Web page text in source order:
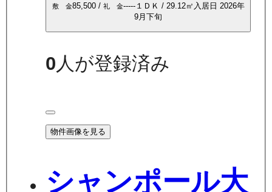
敷 金85,500/ 礼 金-----１ＤＫ / 29.12㎡ 入居日 2026年
9月下旬
0人が登録済み
物件画像を見る
シャンポール大